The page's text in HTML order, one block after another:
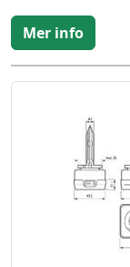
Mer info